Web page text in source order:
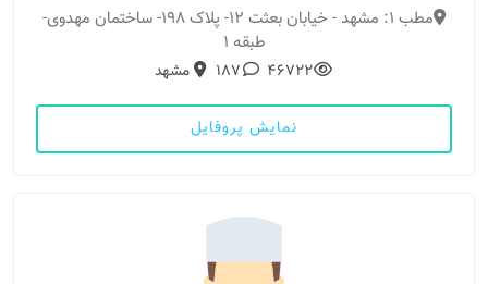
مطب 1: مشهد - خیابان بعثت 12- پلاک 198- ساختمان مهدوی-
طبقه 1
46722
187 مشهد
نمایش پروفایل